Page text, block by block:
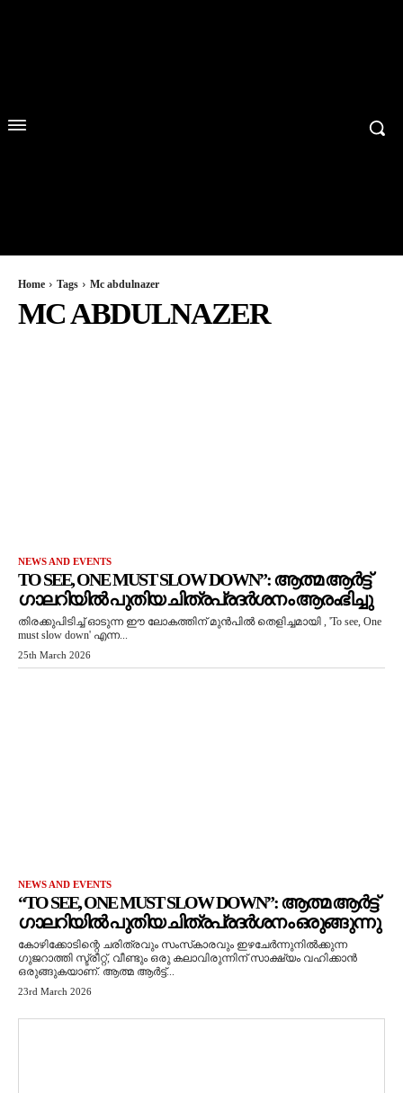
Home Tags Mc abdulnazer
MC ABDULNAZER
NEWS AND EVENTS
TO SEE, ONE MUST SLOW DOWN”: ആത്മ ആർട്ട്
ഗാലറിയിൽ പുതിയ ചിത്രപ്രദർശനം ആരംഭിച്ചു
തിരക്കുപിടിച്ച് ഓടുന്ന ഈ ലോകത്തിന് മുൻപിൽ തെളിച്ചമായി , 'To see, One
must slow down' എന്ന...
25th March 2026
NEWS AND EVENTS
“TO SEE, ONE MUST SLOW DOWN”: ആത്മ ആർട്ട്
ഗാലറിയിൽ പുതിയ ചിത്രപ്രദർശനം ഒരുങ്ങുന്നു
കോഴിക്കോടിന്റെ ചരിത്രവും സംസ്‌കാരവും ഇഴചേർന്നുനിൽക്കുന്ന
ഗുജറാത്തി സ്ട്രീറ്റ്, വീണ്ടും ഒരു കലാവിരുന്നിന് സാക്ഷ്യം വഹിക്കാൻ
ഒരുങ്ങുകയാണ്. ആത്മ ആർട്ട്...
23rd March 2026